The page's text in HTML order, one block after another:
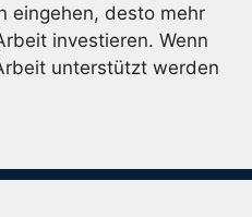
eingehen, desto mehr
investieren. Wenn
unterstützt werden